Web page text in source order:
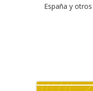
España y